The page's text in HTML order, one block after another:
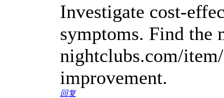
Investigate cost-
symptoms. Find the
nightclubs.com/
improvement.
回复